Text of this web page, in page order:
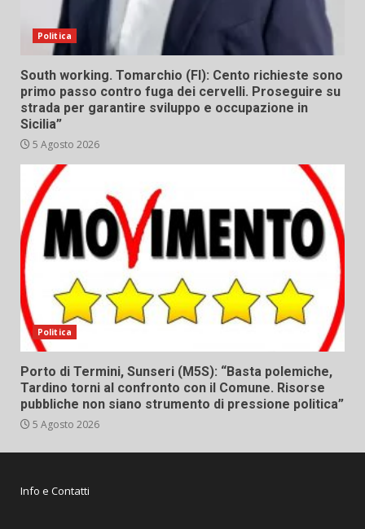
Politica
South working. Tomarchio (FI): Cento richieste sono
primo passo contro fuga dei cervelli. Proseguire su
strada per garantire sviluppo e occupazione in
Sicilia”
5 Agosto 2026
Politica
Porto di Termini, Sunseri (M5S): “Basta polemiche,
Tardino torni al confronto con il Comune. Risorse
pubbliche non siano strumento di pressione politica”
5 Agosto 2026
Info e Contatti